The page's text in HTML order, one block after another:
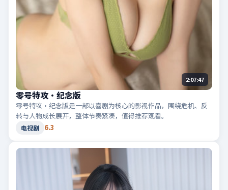
2:07:47
零号特攻·纪念版
零号特攻·纪念版是一部以喜剧为核心的影视作品，围绕危机、反
转与人物成长展开，整体节奏紧凑，值得推荐观看。
电视剧 6.3